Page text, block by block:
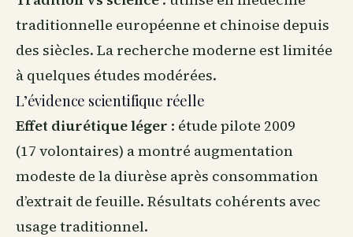
traditionnelle européenne et chinoise depuis
des siècles. La recherche moderne est limitée
à quelques études modérées.
L’évidence scientifique réelle
Effet diurétique léger : étude pilote 2009
(17 volontaires) a montré augmentation
modeste de la diurèse après consommation
d’extrait de feuille. Résultats cohérents avec
usage traditionnel.